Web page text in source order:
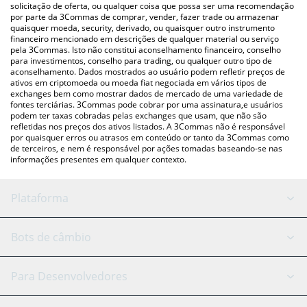
para verificar o último preço de Broge nas principais moedas fiat
e criptográficas.
solicitação de oferta, ou qualquer coisa que possa ser uma recomendação
por parte da 3Commas de comprar, vender, fazer trade ou armazenar
quaisquer moeda, security, derivado, ou quaisquer outro instrumento
financeiro mencionado em descrições de qualquer material ou serviço
pela 3Commas. Isto não constitui aconselhamento financeiro, conselho
para investimentos, conselho para trading, ou qualquer outro tipo de
aconselhamento. Dados mostrados ao usuário podem refletir preços de
ativos em criptomoeda ou moeda fiat negociada em vários tipos de
exchanges bem como mostrar dados de mercado de uma variedade de
fontes terciárias. 3Commas pode cobrar por uma assinatura,e usuários
podem ter taxas cobradas pelas exchanges que usam, que não são
refletidas nos preços dos ativos listados. A 3Commas não é responsável
por quaisquer erros ou atrasos em conteúdo or tanto da 3Commas como
de terceiros, e nem é responsável por ações tomadas baseando-se nas
informações presentes em qualquer contexto.
Plataforma
Bot GRID
Signal Bot
Assistente de IA
Bots de câmbio
Binance
Para Desenvolvedores